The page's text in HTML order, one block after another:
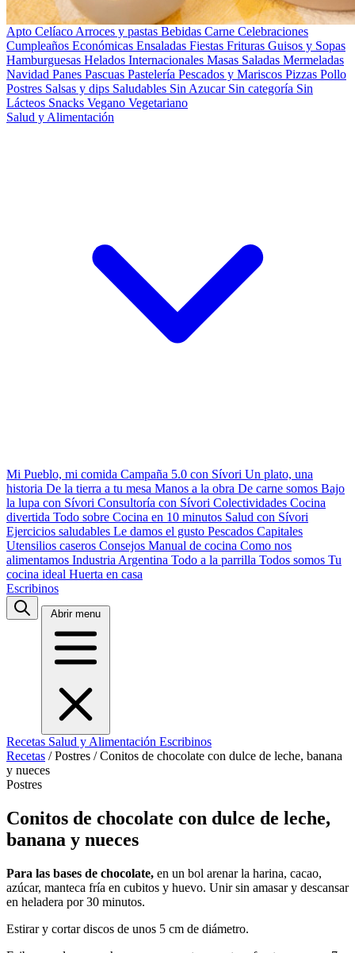
Apto Celíaco Arroces y pastas Bebidas Carne Celebraciones
Cumpleaños Económicas Ensaladas Fiestas Frituras Guisos y Sopas
Hamburguesas Helados Internacionales Masas Saladas Mermeladas
Navidad Panes Pascuas Pastelería Pescados y Mariscos Pizzas Pollo
Postres Salsas y dips Saludables Sin Azucar Sin categoría Sin
Lácteos Snacks Vegano Vegetariano
Salud y Alimentación
Mi Pueblo, mi comida Campaña 5.0 con Sívori Un plato, una
historia De la tierra a tu mesa Manos a la obra De carne somos Bajo
la lupa con Sívori Consultoría con Sívori Colectividades Cocina
divertida Todo sobre Cocina en 10 minutos Salud con Sívori
Ejercicios saludables Le damos el gusto Pescados Capitales
Utensilios caseros Consejos Manual de cocina Como nos
alimentamos Industria Argentina Todo a la parrilla Todos somos Tu
cocina ideal Huerta en casa
Escribinos
Abrir menu
Recetas Salud y Alimentación Escribinos
Recetas / Postres / Conitos de chocolate con dulce de leche, banana
y nueces
Postres
Conitos de chocolate con dulce de leche,
banana y nueces
Para las bases de chocolate, en un bol arenar la harina, cacao,
azúcar, manteca fría en cubitos y huevo. Unir sin amasar y descansar
en heladera por 30 minutos.
Estirar y cortar discos de unos 5 cm de diámetro.